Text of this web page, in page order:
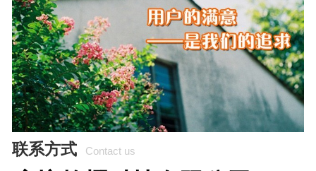
联系方式 Contact us